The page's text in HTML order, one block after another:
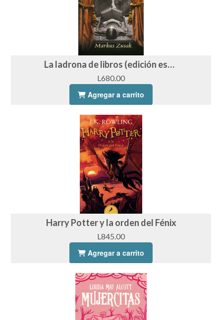
La ladrona de libros (edición especial)
L680.00
Agregar a carrito
Harry Potter y la orden del Fénix
L845.00
Agregar a carrito